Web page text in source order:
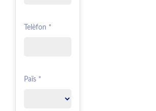
Telèfon *
Païs *